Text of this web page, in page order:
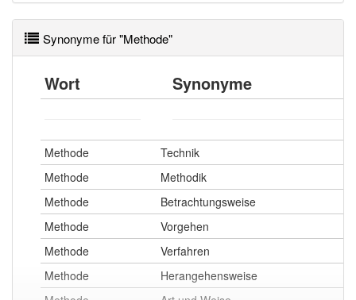
Synonyme für "Methode"
Wort Synonyme
Methode
Technik
Methode
Methodik
Methode
Betrachtungsweise
Methode
Vorgehen
Methode
Verfahren
Methode
Herangehensweise